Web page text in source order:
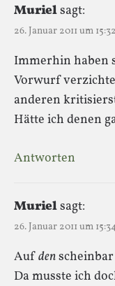
Murielsagt:
26. Januar 2011 um
Immerhin haben
Vorwurf
anderen
Hätte ich denen
Antworten
Murielsagt:
26. Januar 2011 um
Aufden
Da musste ich